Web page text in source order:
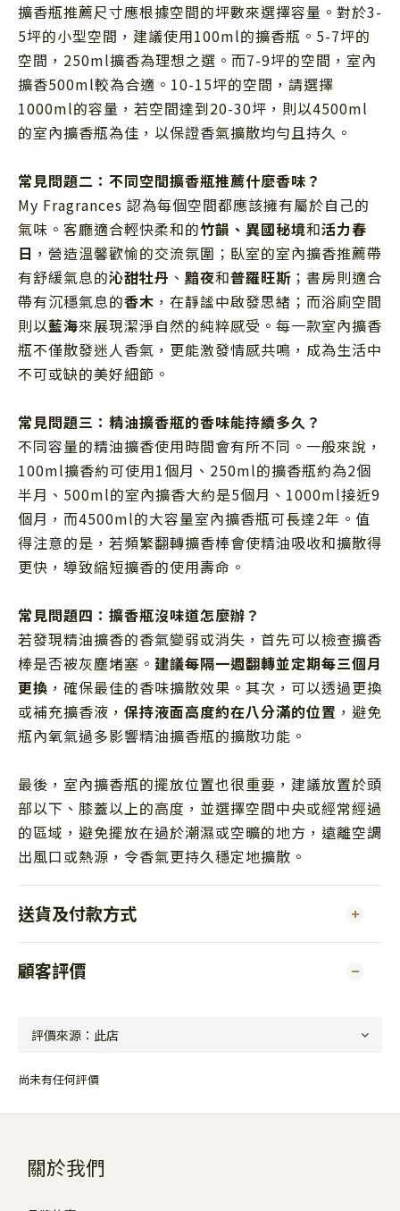
擴香瓶推薦尺寸應根據空間的坪數來選擇容量。對於3-
5坪的小型空間，建議使用100ml的擴香瓶。5-7坪的
空間，250ml擴香為理想之選。而7-9坪的空間，室內
擴香500ml較為合適。10-15坪的空間，請選擇
1000ml的容量，若空間達到20-30坪，則以4500ml
的室內擴香瓶為佳，以保證香氣擴散均勻且持久。
常見問題二：不同空間擴香瓶推薦什麼香味？
My Fragrances 認為每個空間都應該擁有屬於自己的
氣味。客廳適合輕快柔和的竹韻、異國秘境和活力春
日 ，營造溫馨歡愉的交流氛圍；臥室的室內擴香推薦帶
有舒緩氣息的沁甜牡丹 、 黯夜和普羅旺斯 ；書房則適合
帶有沉穩氣息的香木 ，在靜謐中啟發思緒；而浴廁空間
則以藍海來展現潔淨自然的純粹感受。 每一款室內擴香
瓶不僅散發迷人香氣，更能激發情感共鳴，成為生活中
不可或缺的美好細節。
常見問題三：精油擴香瓶的香味能持續多久？
不同容量的精油擴香使用時間會有所不同。一般來說，
100ml擴香約可使用1個月、250ml的擴香瓶約為2個
半月、500ml的室內擴香大約是5個月、1000ml接近9
個月，而4500ml的大容量室內擴香瓶可長達2年。值
得注意的是，若頻繁翻轉擴香棒會使精油吸收和擴散得
更快，導致縮短擴香的使用壽命。
常見問題四：擴香瓶沒味道怎麼辦？
若發現精油擴香的香氣變弱或消失，首先可以檢查擴香
棒是否被灰塵堵塞。 建議每隔一週翻轉並定期每三個月
更換 ，確保最佳的香味擴散效果。其次，可以透過更換
或補充擴香液， 保持液面高度約在八分滿的位置 ，避免
瓶內氧氣過多影響精油擴香瓶的擴散功能。
最後，室內擴香瓶的擺放位置也很重要，建議放置於頭
部以下、膝蓋以上的高度，並選擇空間中央或經常經過
的區域，避免擺放在過於潮濕或空曠的地方，遠離空調
出風口或熱源，令香氣更持久穩定地擴散。
送貨及付款方式
顧客評價
尚未有任何評價
關於我們